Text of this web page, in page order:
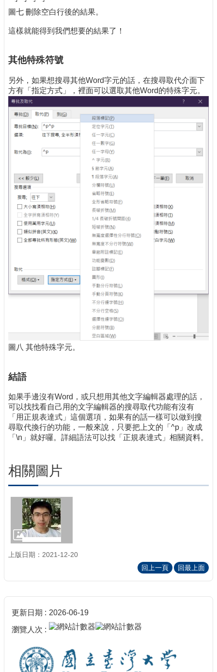
圖七 刪除空白行後的結果。
這樣就能得到我們想要的結果了！
其他特殊符號
另外，如果想搜尋其他Word字元的話，在搜尋取代介面下
方有「指定方式」，裡面可以選取其他Word的特殊字元。
圖八 其他特殊字元。
結語
如果手邊沒有Word，或只想用其他文字編輯器處理的話，
可以找找看自己用的文字編輯器的搜尋取代功能有沒有
「用正規表達式」這個選項，如果有的話一樣可以做到搜
尋取代換行的功能，一般來說，只要把上文的「^p」改成
「\n」就好囉。詳細語法可以找「正規表達式」相關資料。
相關圖片
上版日期：2021-12-20
回上一頁
回最上面
更新日期 2026-06-19
瀏覽人次